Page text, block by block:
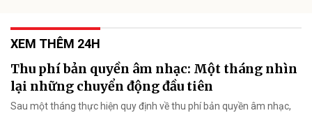
XEM THÊM 24H
Thu phí bản quyền âm nhạc: Một tháng nhìn
lại những chuyển động đầu tiên
Sau một tháng thực hiện quy định về thu phí bản quyền âm nhạc,